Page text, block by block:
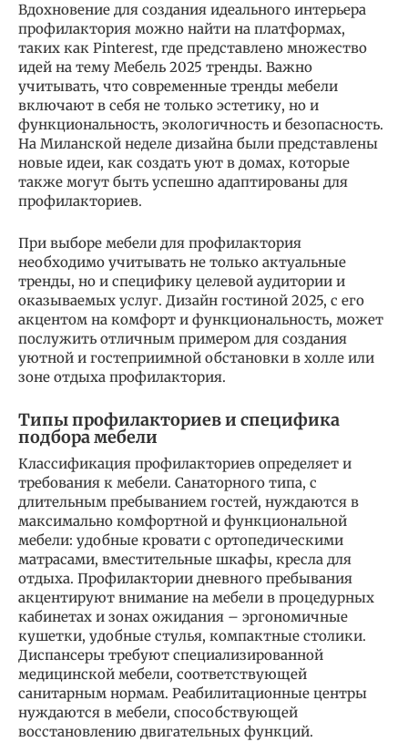
Вдохновение для создания идеального интерьера
профилактория можно найти на платформах,
таких как Pinterest, где представлено множество
идей на тему Мебель 2025 тренды. Важно
учитывать, что современные тренды мебели
включают в себя не только эстетику, но и
функциональность, экологичность и безопасность.
На Миланской неделе дизайна были представлены
новые идеи, как создать уют в домах, которые
также могут быть успешно адаптированы для
профилакториев.
При выборе мебели для профилактория
необходимо учитывать не только актуальные
тренды, но и специфику целевой аудитории и
оказываемых услуг. Дизайн гостиной 2025, с его
акцентом на комфорт и функциональность, может
послужить отличным примером для создания
уютной и гостеприимной обстановки в холле или
зоне отдыха профилактория.
Типы профилакториев и специфика
подбора мебели
Классификация профилакториев определяет и
требования к мебели. Санаторного типа, с
длительным пребыванием гостей, нуждаются в
максимально комфортной и функциональной
мебели: удобные кровати с ортопедическими
матрасами, вместительные шкафы, кресла для
отдыха. Профилактории дневного пребывания
акцентируют внимание на мебели в процедурных
кабинетах и зонах ожидания – эргономичные
кушетки, удобные стулья, компактные столики.
Диспансеры требуют специализированной
медицинской мебели, соответствующей
санитарным нормам. Реабилитационные центры
нуждаются в мебели, способствующей
восстановлению двигательных функций.